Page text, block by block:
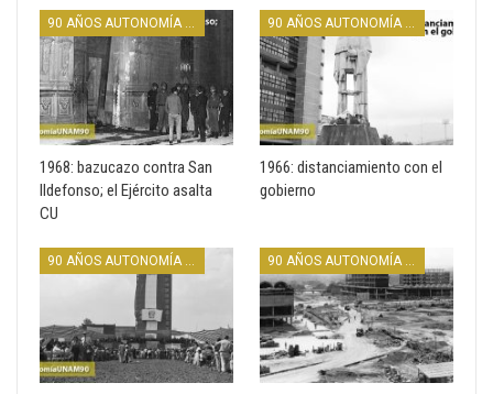
90 AÑOS AUTONOMÍA UNAM
1968: bazucazo contra San
Ildefonso; el Ejército asalta
CU
90 AÑOS AUTONOMÍA UNAM
1966: distanciamiento con el
gobierno
90 AÑOS AUTONOMÍA UNAM 90 AÑOS AUTONOMÍA UNAM